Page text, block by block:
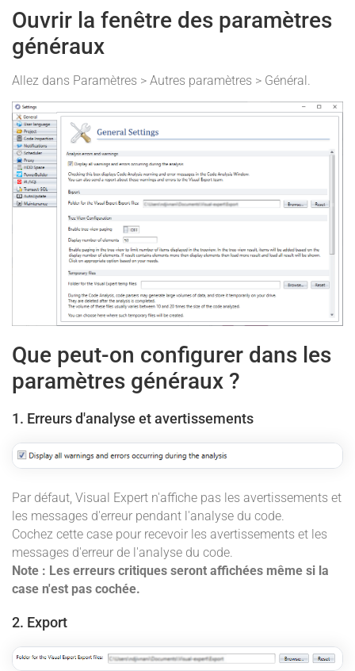
Ouvrir la fenêtre des paramètres
généraux
Allez dans Paramètres > Autres paramètres > Général.
Que peut-on configurer dans les
paramètres généraux ?
1. Erreurs d'analyse et avertissements
Par défaut, Visual Expert n'affiche pas les avertissements et
les messages d'erreur pendant l'analyse du code.
Cochez cette case pour recevoir les avertissements et les
messages d'erreur de l'analyse du code.
Note : Les erreurs critiques seront affichées même si la
case n'est pas cochée.
2. Export